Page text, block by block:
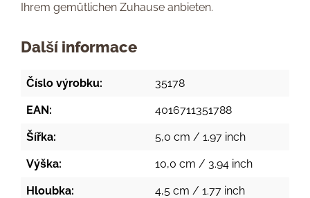
Ihrem gemütlichen Zuhause anbieten.
Další informace
Číslo výrobku: 35178
EAN: 4016711351788
Šířka: 5,0 cm / 1.97 inch
Výška: 10,0 cm / 3.94 inch
Hloubka: 4,5 cm / 1.77 inch